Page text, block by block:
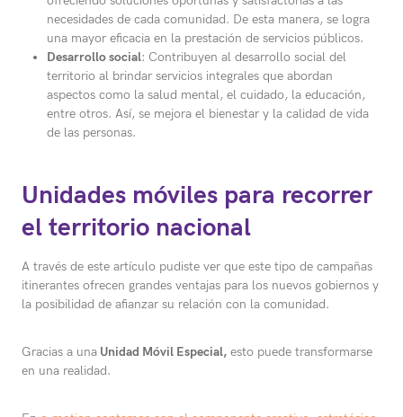
necesidades de cada comunidad. De esta manera, se logra
una mayor eficacia en la prestación de servicios públicos.
Desarrollo social: Contribuyen al desarrollo social del
territorio al brindar servicios integrales que abordan
aspectos como la salud mental, el cuidado, la educación,
entre otros. Así, se mejora el bienestar y la calidad de vida
de las personas.
Unidades móviles para recorrer
el territorio nacional
A través de este artículo pudiste ver que este tipo de campañas
itinerantes ofrecen grandes ventajas para los nuevos gobiernos y
la posibilidad de afianzar su relación con la comunidad.
Gracias a una Unidad Móvil Especial, esto puede transformarse
en una realidad.